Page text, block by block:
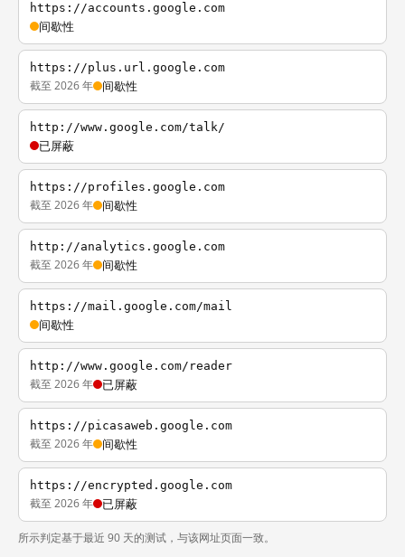
https://accounts.google.com
间歇性
https://plus.url.google.com
截至 2026 年 间歇性
http://www.google.com/talk/
已屏蔽
https://profiles.google.com
截至 2026 年 间歇性
http://analytics.google.com
截至 2026 年 间歇性
https://mail.google.com/mail
间歇性
http://www.google.com/reader
截至 2026 年 已屏蔽
https://picasaweb.google.com
截至 2026 年 间歇性
https://encrypted.google.com
截至 2026 年 已屏蔽
所示判定基于最近 90 天的测试，与该网址页面一致。